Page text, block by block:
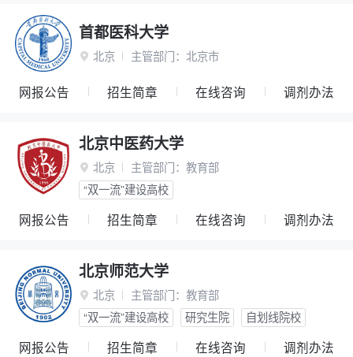
首都医科大学
 北京 主管部门： 北京市
网报公告 招生简章 在线咨询 调剂办法
北京中医药大学
 北京 主管部门： 教育部
“双一流”建设高校
网报公告 招生简章 在线咨询 调剂办法
北京师范大学
 北京 主管部门： 教育部
“双一流”建设高校
研究生院 自划线院校
网报公告 招生简章 在线咨询 调剂办法